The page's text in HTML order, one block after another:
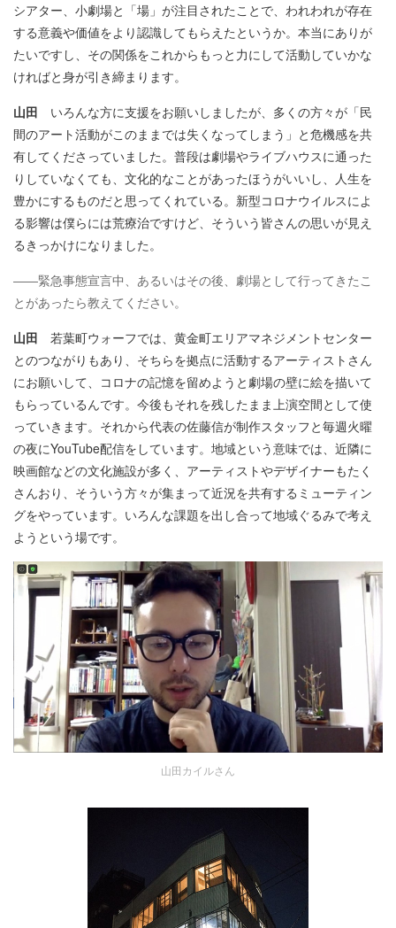
シアター、小劇場と「場」が注目されたことで、われわれが存在
する意義や価値をより認識してもらえたというか。本当にありが
たいですし、その関係をこれからもっと力にして活動していかな
ければと身が引き締まります。
山田 いろんな方に支援をお願いしましたが、多くの方々が「民
間のアート活動がこのままでは失くなってしまう」と危機感を共
有してくださっていました。普段は劇場やライブハウスに通った
りしていなくても、文化的なことがあったほうがいいし、人生を
豊かにするものだと思ってくれている。新型コロナウイルスによ
る影響は僕らには荒療治ですけど、そういう皆さんの思いが見え
るきっかけになりました。
――緊急事態宣言中、あるいはその後、劇場として行ってきたこ
とがあったら教えてください。
山田 若葉町ウォーフでは、黄金町エリアマネジメントセンター
とのつながりもあり、そちらを拠点に活動するアーティストさん
にお願いして、コロナの記憶を留めようと劇場の壁に絵を描いて
もらっているんです。今後もそれを残したまま上演空間として使
っていきます。それから代表の佐藤信が制作スタッフと毎週火曜
の夜にYouTube配信をしています。地域という意味では、近隣に
映画館などの文化施設が多く、アーティストやデザイナーもたく
さんおり、そういう方々が集まって近況を共有するミューティン
グをやっています。いろんな課題を出し合って地域ぐるみで考え
ようという場です。
山田カイルさん